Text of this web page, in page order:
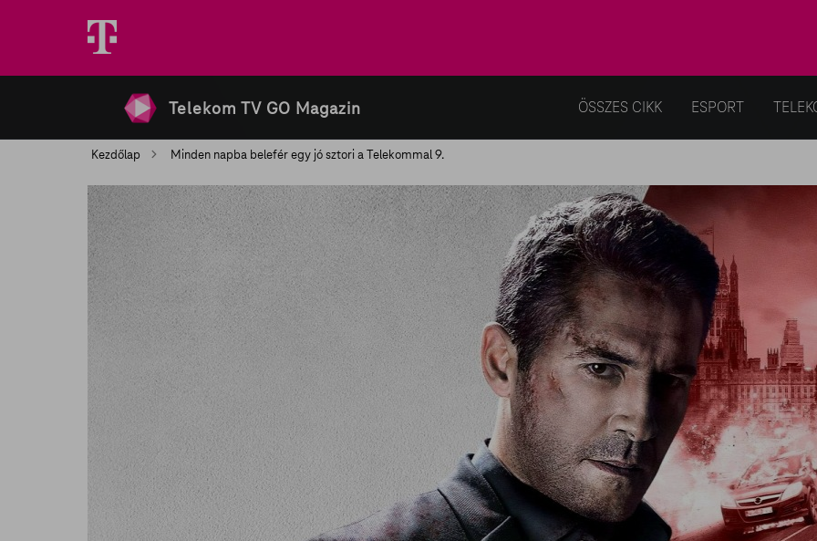
Telekom TV GO Magazin ÖSSZES CIKK ESPORT
Kezdőlap Minden napba belefér egy jó sztori a Telekommal 9.